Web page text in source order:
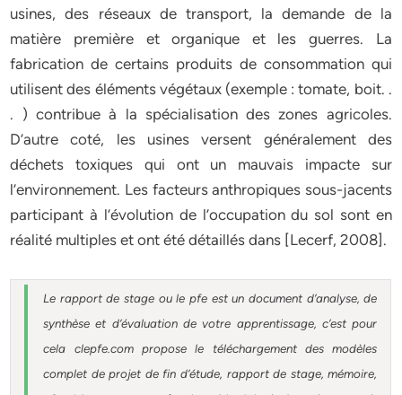
usines, des réseaux de transport, la demande de la
matière première et organique et les guerres. La
fabrication de certains produits de consommation qui
utilisent des éléments végétaux (exemple : tomate, boit. .
. ) contribue à la spécialisation des zones agricoles.
D’autre coté, les usines versent généralement des
déchets toxiques qui ont un mauvais impacte sur
l’environnement. Les facteurs anthropiques sous-jacents
participant à l’évolution de l’occupation du sol sont en
réalité multiples et ont été détaillés dans [Lecerf, 2008].
Le rapport de stage ou le pfe est un document d’analyse, de
synthèse et d’évaluation de votre apprentissage, c’est pour
cela clepfe.com propose le téléchargement des modèles
complet de projet de fin d’étude, rapport de stage, mémoire,